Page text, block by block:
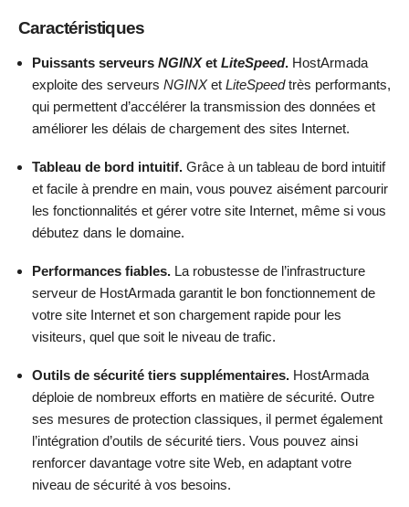
Prix
Afficher plus d'informations
Prix $19.60
Caractéristiques
Puissants serveurs NGINXet LiteSpeed. HostArmada
exploite des serveurs NGINXet LiteSpeedtrès performants,
qui permettent d’accélérer la transmission des données et
améliorer les délais de chargement des sites Internet.
Tableau de bord intuitif. Grâce à un tableau de bord intuitif
et facile à prendre en main, vous pouvez aisément parcourir
les fonctionnalités et gérer votre site Internet, même si vous
débutez dans le domaine.
Performances fiables. La robustesse de l’infrastructure
serveur de HostArmada garantit le bon fonctionnement de
votre site Internet et son chargement rapide pour les
visiteurs, quel que soit le niveau de trafic.
Outils de sécurité tiers supplémentaires. HostArmada
déploie de nombreux efforts en matière de sécurité. Outre
ses mesures de protection classiques, il permet également
l’intégration d’outils de sécurité tiers. Vous pouvez ainsi
renforcer davantage votre site Web, en adaptant votre
niveau de sécurité à vos besoins.